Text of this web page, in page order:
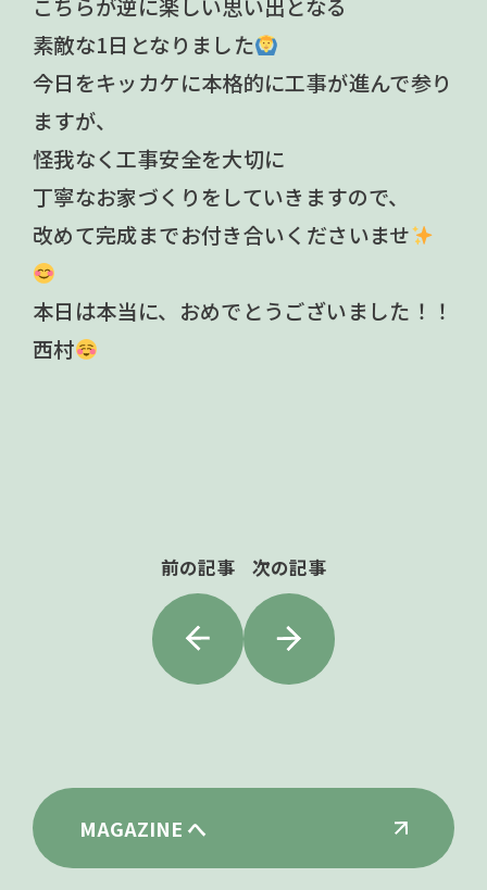
こちらが逆に楽しい思い出となる
素敵な1日となりました
今日をキッカケに本格的に工事が進んで参り
ますが、
怪我なく工事安全を大切に
丁寧なお家づくりをしていきますので、
改めて完成までお付き合いくださいませ
本日は本当に、おめでとうございました！！
西村
前の記事 次の記事
MAGAZINE へ